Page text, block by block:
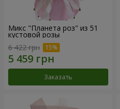
Микс "Планета роз" из 51
кустовой розы
6 422 грн
Заказать